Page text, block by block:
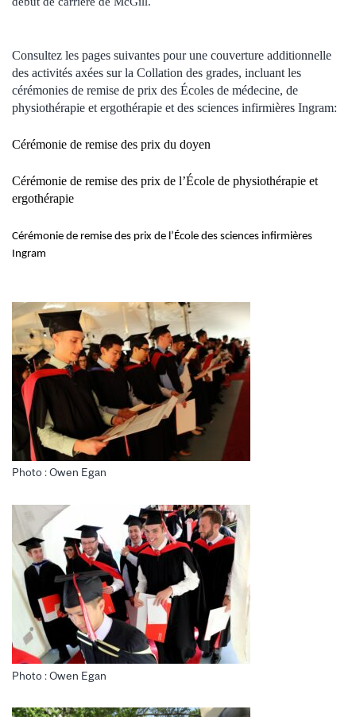
Consultez les pages suivantes pour une couverture additionnelle
des activités axées sur la Collation des grades, incluant les
cérémonies de remise de prix des Écoles de médecine, de
physiothérapie et ergothérapie et des sciences infirmières Ingram:
Cérémonie de remise des prix du doyen
Cérémonie de remise des prix de l’École de physiothérapie et
ergothérapie
Cérémonie de remise des prix de l’École des sciences infirmières
Ingram
Photo : Owen Egan
Photo : Owen Egan